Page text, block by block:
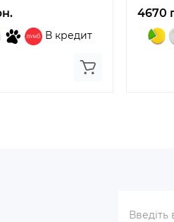
В кредит
4670